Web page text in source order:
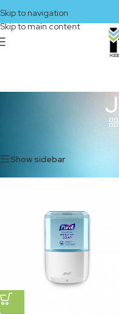
Skip to navigation
Skip to main content
Cuidado de la piel
Show sidebar